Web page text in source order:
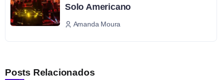
Solo Americano
Amanda Moura
Posts Relacionados